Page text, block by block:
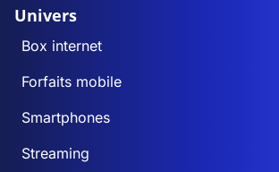
Univers
Box internet
Forfaits mobile
Smartphones
Streaming